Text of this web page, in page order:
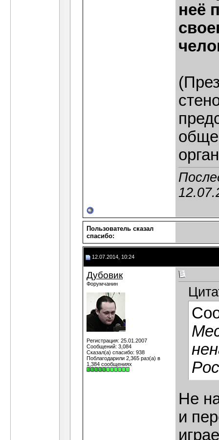
неё
Пользователь сказал
cпасибо:
12.07.2014, 10:24
Дубовик
Форумчанин
Регистрация: 25.01.2007
Сообщений: 3,084
Сказал(а) спасибо: 938
Поблагодарили 2,365 раз(а) в
1,384 сообщениях
Не
и